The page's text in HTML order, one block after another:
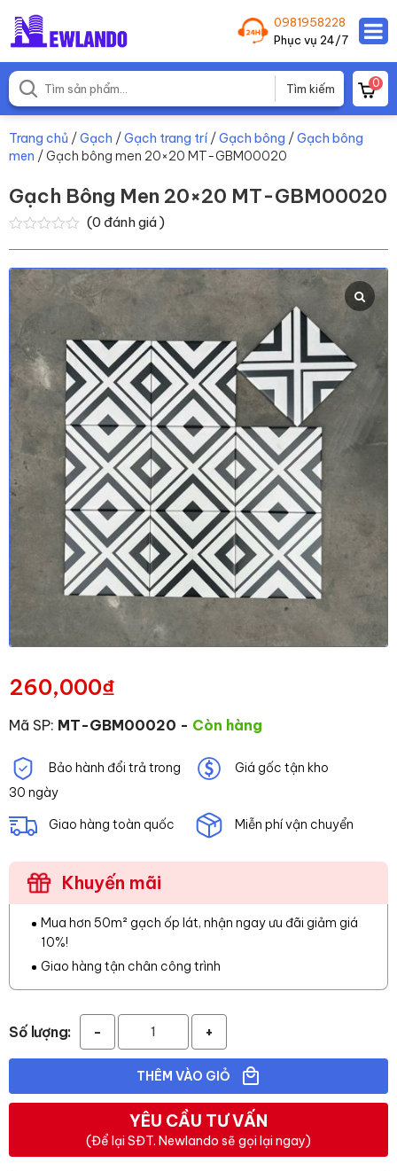
0981958228
Phục vụ 24/7
0
Trang chủ /Gạch /Gạch trang trí/Gạch bông /Gạch bông
men / Gạch bông men 20×20 MT-GBM00020
Gạch Bông Men 20×20 MT-GBM00020
5
dựa
giá
(0 đánh giá )
260,000₫
Mã SP: MT-GBM00020 - Còn hàng
Bảo hành đổi trả trong
30 ngày
Giá gốc tận kho
Giao hàng toàn quốc Miễn phí vận chuyển
Khuyến mãi
Mua hơn 50m² gạch ốp lát, nhận ngay ưu đãi giảm giá
10%!
Giao hàng tận chân công trình
Số lượng: - +
THÊM VÀO GIỎ
YÊU CẦU TƯ VẤN
(Để lại SĐT. Newlando sẽ gọi lại ngay)